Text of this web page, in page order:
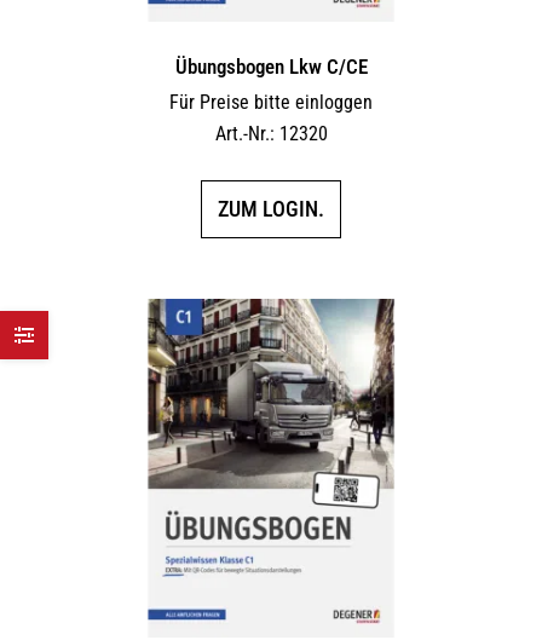
Übungsbogen Lkw C/CE
Für Preise bitte einloggen
Art.-Nr.: 12320
ZUM LOGIN.